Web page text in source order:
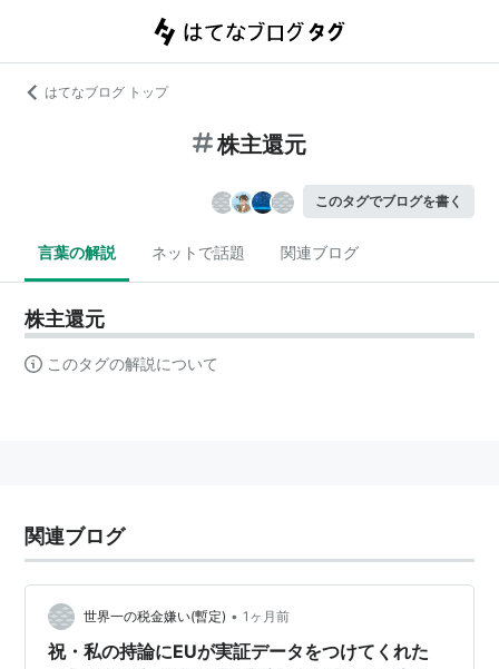
はてなブログ トップ
株主還元
このタグでブログを書く
言葉の解説 ネットで話題 関連ブログ
株主還元
このタグの解説について
関連ブログ
世界一の税金嫌い(暫定) • 1ヶ月前
祝・私の持論にEUが実証データをつけてくれた